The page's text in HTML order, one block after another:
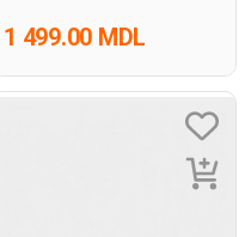
1 499.00 MDL